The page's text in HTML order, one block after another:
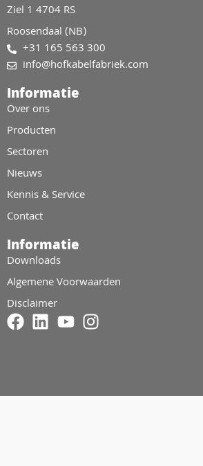
Informatie
Downloads
Algemene Voorwaarden
Disclaimer
Ziel 1 4704 RS
Roosendaal (NB)
+31 165 563 300
info@hofkabelfabriek.com
Informatie
Over ons
Producten
Sectoren
Nieuws
Kennis & Service
Contact